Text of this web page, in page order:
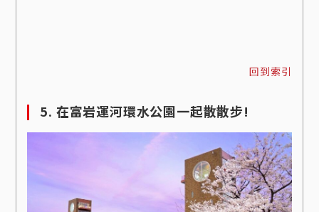
回到索引
5. 在富岩運河環水公園一起散散步!